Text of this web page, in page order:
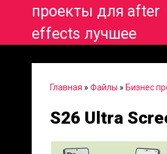
проекты для after
effects лучшее
Главная » Файлы » Бизнес
S26 Ultra